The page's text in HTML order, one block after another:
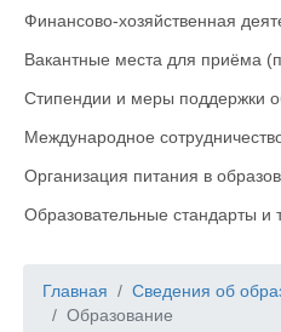
Финансово-хозяйственная
Вакантные места для приёма
Стипендии и меры поддержки
Международное
Организация питания в
Образовательные стандарты и
Главная
Сведения об
Образование